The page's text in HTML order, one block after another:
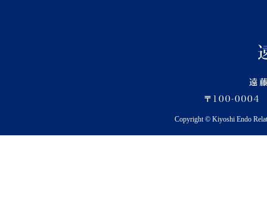
Copyright © Kiyoshi Endo